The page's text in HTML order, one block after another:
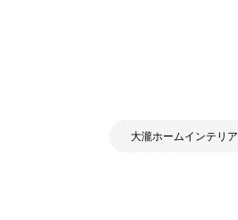
大瀧ホームインテリア